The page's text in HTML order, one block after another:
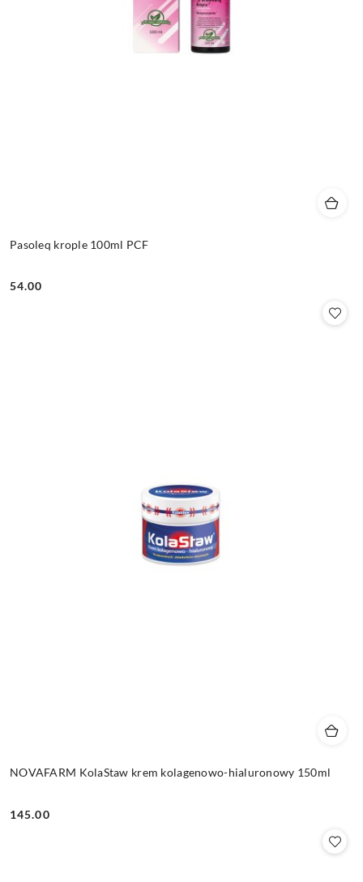
Pasoleq krople 100ml PCF
Cena:
54.00
NOVAFARM KolaStaw krem kolagenowo-hialuronowy 150ml
Cena:
145.00